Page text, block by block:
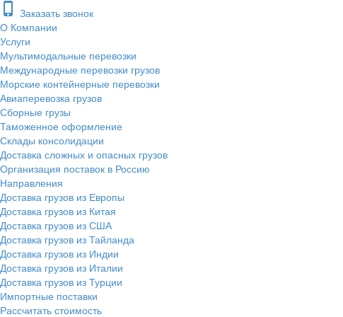
phone_iphone Заказать звонок
О Компании
Услуги
Мультимодальные перевозки
Международные перевозки грузов
Морские контейнерные перевозки
Авиаперевозка грузов
Сборные грузы
Таможенное оформление
Склады консолидации
Доставка сложных и опасных грузов
Организация поставок в Россию
Направления
Доставка грузов из Европы
Доставка грузов из Китая
Доставка грузов из США
Доставка грузов из Тайланда
Доставка грузов из Индии
Доставка грузов из Италии
Доставка грузов из Турции
Импортные поставки
Рассчитать стоимость